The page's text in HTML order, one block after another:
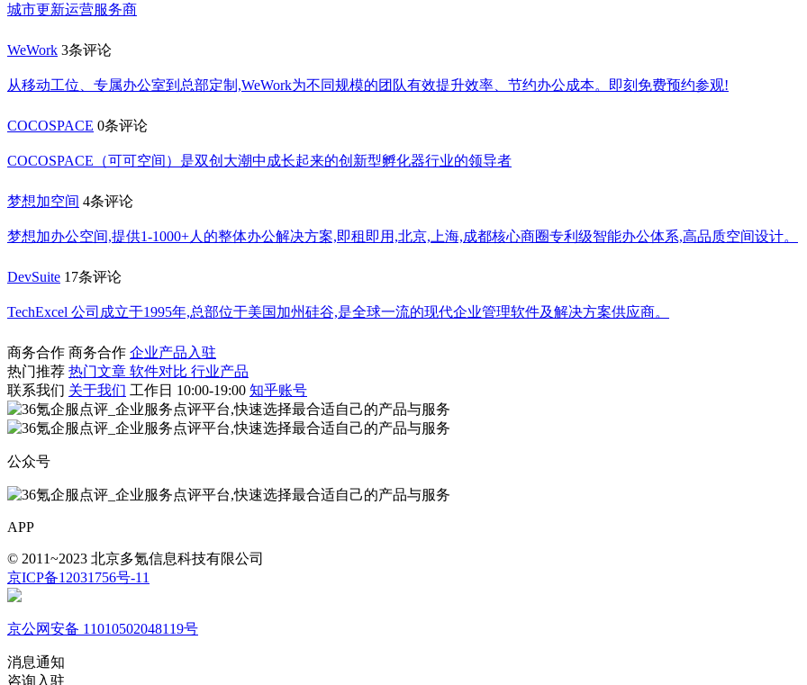
城市更新运营服务商
WeWork 3条评论
从移动工位、专属办公室到总部定制,WeWork为不同规模的团队有效提升效率、节约办公成本。即刻免费预约参观!
COCOSPACE 0条评论
COCOSPACE（可可空间）是双创大潮中成长起来的创新型孵化器行业的领导者
梦想加空间 4条评论
梦想加办公空间,提供1-1000+人的整体办公解决方案,即租即用,北京,上海,成都核心商圈专利级智能办公体系,高品质空间设计。
DevSuite 17条评论
TechExcel 公司成立于1995年,总部位于美国加州硅谷,是全球一流的现代企业管理软件及解决方案供应商。
商务合作 商务合作 企业产品入驻
热门推荐 热门文章 软件对比 行业产品
联系我们 关于我们 工作日 10:00-19:00 知乎账号
公众号
APP
© 2011~2023 北京多氪信息科技有限公司
京ICP备12031756号-11
京公网安备 11010502048119号
消息通知
咨询入驻